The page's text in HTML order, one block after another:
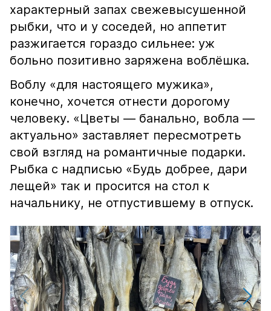
характерный запах свежевысушенной
рыбки, что и у соседей, но аппетит
разжигается гораздо сильнее: уж
больно позитивно заряжена воблёшка.
Воблу «для настоящего мужика»,
конечно, хочется отнести дорогому
человеку. «Цветы — банально, вобла —
актуально» заставляет пересмотреть
свой взгляд на романтичные подарки.
Рыбка с надписью «Будь добрее, дари
лещей» так и просится на стол к
начальнику, не отпустившему в отпуск.